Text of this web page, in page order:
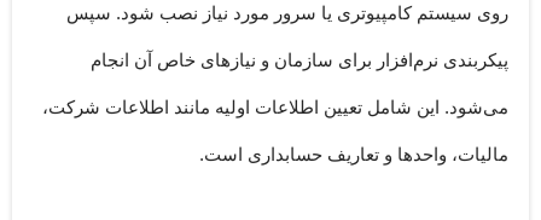
روی سیستم کامپیوتری یا سرور مورد نیاز نصب شود. سپس
پیکربندی نرم‌افزار برای سازمان و نیازهای خاص آن انجام
می‌شود. این شامل تعیین اطلاعات اولیه مانند اطلاعات شرکت،
مالیات، واحدها و تعاریف حسابداری است.